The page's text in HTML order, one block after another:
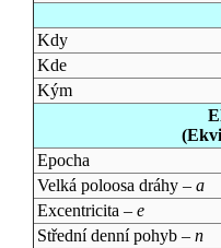
Kdy
Kde
Kým
Epocha
Velká poloosa dráhy – a
Excentricita – e
Střední denní pohyb – n